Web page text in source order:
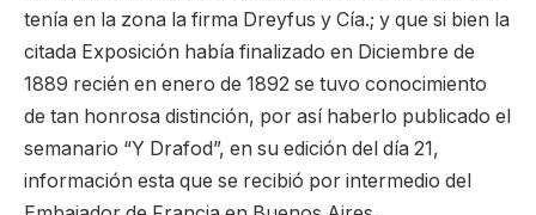
tenía en la zona la firma Dreyfus y Cía.; y que si bien la
citada Exposición había finalizado en Diciembre de
1889 recién en enero de 1892 se tuvo conocimiento
de tan honrosa distinción, por así haberlo publicado el
semanario “Y Drafod”, en su edición del día 21,
información esta que se recibió por intermedio del